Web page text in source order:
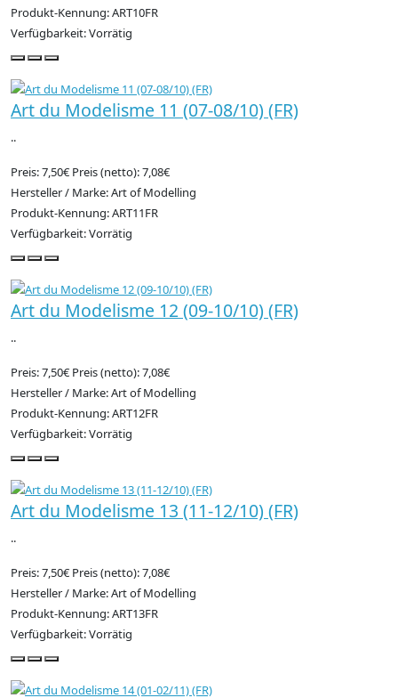
Produkt-Kennung: ART10FR
Verfügbarkeit: Vorrätig
Art du Modelisme 11 (07-08/10) (FR)
..
Preis: 7,50€ Preis (netto): 7,08€
Hersteller / Marke: Art of Modelling
Produkt-Kennung: ART11FR
Verfügbarkeit: Vorrätig
Art du Modelisme 12 (09-10/10) (FR)
..
Preis: 7,50€ Preis (netto): 7,08€
Hersteller / Marke: Art of Modelling
Produkt-Kennung: ART12FR
Verfügbarkeit: Vorrätig
Art du Modelisme 13 (11-12/10) (FR)
..
Preis: 7,50€ Preis (netto): 7,08€
Hersteller / Marke: Art of Modelling
Produkt-Kennung: ART13FR
Verfügbarkeit: Vorrätig